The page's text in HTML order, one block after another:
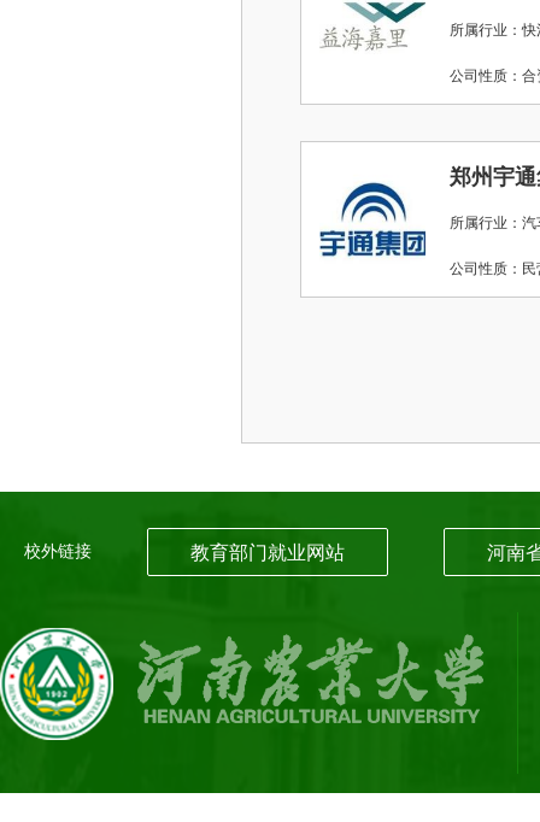
所属行业：
公司性质
郑州宇
所属行业：
公司性质
校外链接 教育部门就业网站 河南